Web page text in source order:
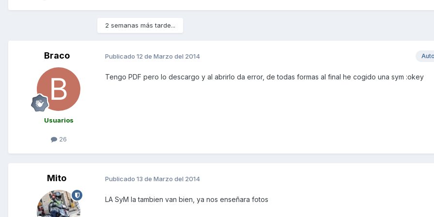
2 semanas más tarde...
Braco
Usuarios
26
Publicado 12 de Marzo del 2014
Tengo PDF pero lo descargo y al abrirlo da error, de todas formas al final he cogido una sym :okey
Mito Publicado 13 de Marzo del 2014
LA SyM la tambien van bien, ya nos enseñara fotos